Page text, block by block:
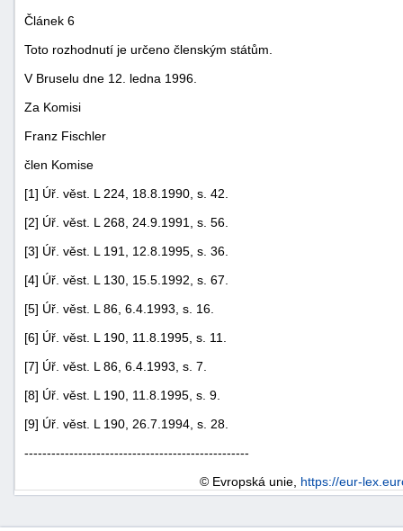
Článek 6
Toto rozhodnutí je určeno členským státům.
V Bruselu dne 12. ledna 1996.
Za Komisi
Franz Fischler
člen Komise
[1] Úř. věst. L 224, 18.8.1990, s. 42.
[2] Úř. věst. L 268, 24.9.1991, s. 56.
[3] Úř. věst. L 191, 12.8.1995, s. 36.
[4] Úř. věst. L 130, 15.5.1992, s. 67.
[5] Úř. věst. L 86, 6.4.1993, s. 16.
[6] Úř. věst. L 190, 11.8.1995, s. 11.
[7] Úř. věst. L 86, 6.4.1993, s. 7.
[8] Úř. věst. L 190, 11.8.1995, s. 9.
[9] Úř. věst. L 190, 26.7.1994, s. 28.
--------------------------------------------------
© Evropská unie, https://eur-